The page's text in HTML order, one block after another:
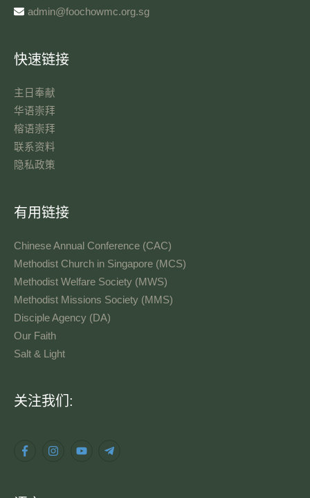
admin@foochowmc.org.sg
快速链接
主日奉献​
华语崇拜
榕语崇拜
联系资料​
隐私政策
有用链接
Chinese Annual Conference (CAC)
Methodist Church in Singapore (MCS)
Methodist Welfare Society (MWS)
Methodist Missions Society (MMS)
Disciple Agency (DA)
Our Faith
Salt & Light
关注我们:
语